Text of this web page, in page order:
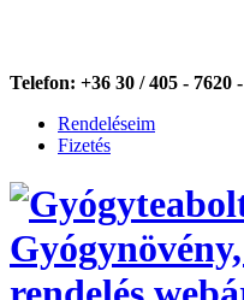
Telefon: +36 30 / 405 - 7620 -
Rendeléseim
Fizetés